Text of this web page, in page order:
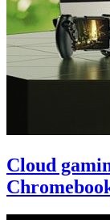
Cloud